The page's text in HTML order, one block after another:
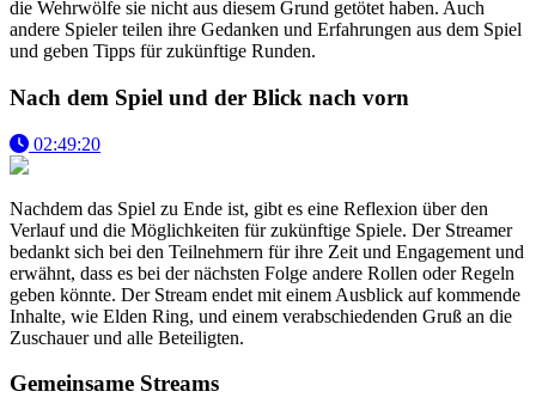
die Wehrwölfe sie nicht aus diesem Grund getötet haben. Auch
andere Spieler teilen ihre Gedanken und Erfahrungen aus dem Spiel
und geben Tipps für zukünftige Runden.
Nach dem Spiel und der Blick nach vorn
02:49:20
Nachdem das Spiel zu Ende ist, gibt es eine Reflexion über den
Verlauf und die Möglichkeiten für zukünftige Spiele. Der Streamer
bedankt sich bei den Teilnehmern für ihre Zeit und Engagement und
erwähnt, dass es bei der nächsten Folge andere Rollen oder Regeln
geben könnte. Der Stream endet mit einem Ausblick auf kommende
Inhalte, wie Elden Ring, und einem verabschiedenden Gruß an die
Zuschauer und alle Beteiligten.
Gemeinsame Streams